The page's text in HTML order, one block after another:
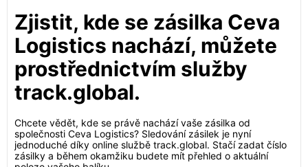
Zjistit, kde se zásilka Ceva
Logistics nachází, můžete
prostřednictvím služby
track.global.
Chcete vědět, kde se právě nachází vaše zásilka od
společnosti Ceva Logistics? Sledování zásilek je nyní
jednoduché díky online službě track.global. Stačí zadat číslo
zásilky a během okamžiku budete mít přehled o aktuální